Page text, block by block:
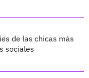
de las chicas más
sociales